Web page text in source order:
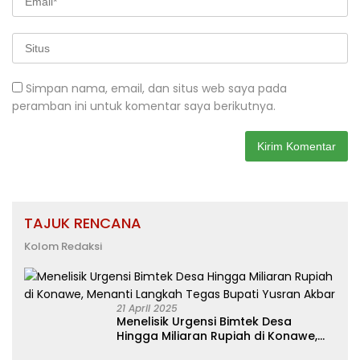
Simpan nama, email, dan situs web saya pada
peramban ini untuk komentar saya berikutnya.
TAJUK RENCANA
Kolom Redaksi
21 April 2025
Menelisik Urgensi Bimtek Desa
Hingga Miliaran Rupiah di Konawe,